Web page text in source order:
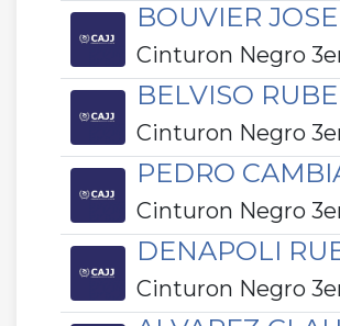
BOUVIER JOSE
Cinturon Negro
BELVISO
Cinturon Negro
PEDRO
Cinturon Negro
DENAPOLI
Cinturon Negro